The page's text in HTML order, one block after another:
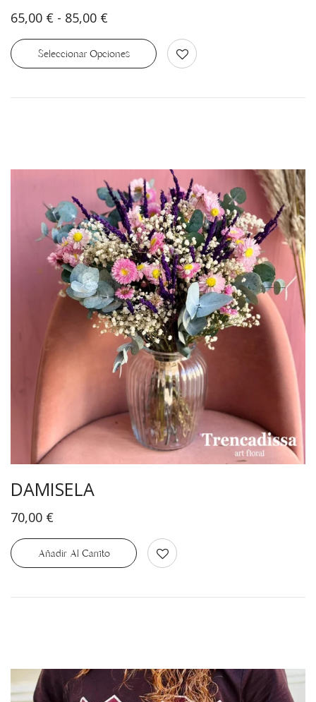
65,00 € - 85,00 €
Seleccionar Opciones
DAMISELA
70,00 €
Añadir Al Carrito